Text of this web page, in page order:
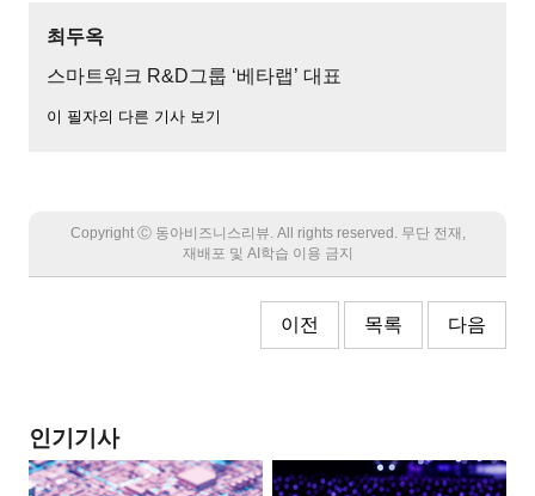
최두옥
스마트워크 R&D그룹 ‘베타랩’ 대표
이 필자의 다른 기사 보기
Copyright Ⓒ 동아비즈니스리뷰. All rights reserved. 무단 전재,
재배포 및 AI학습 이용 금지
이전 목록 다음
인기기사